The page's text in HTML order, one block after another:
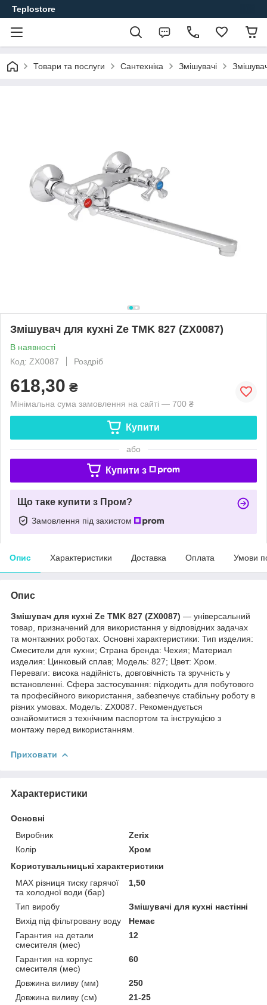
Teplostore
Товари та послуги Сантехніка Змішувачі
Змішувач для кухні Ze TMK 827 (ZX0087)
В наявності
Код: ZX0087
Роздріб
618,30 ₴
Мінімальна сума замовлення на сайті — 700 ₴
Купити
або
Купити з
Що таке купити з Пром?
Замовлення під захистом
Опис Характеристики Доставка Оплата Умови
Опис
Змішувач для кухні Ze TMK 827 (ZX0087) — універсальний
товар, призначений для використання у відповідних задачах
та монтажних роботах. Основні характеристики: Тип изделия:
Смесители для кухни; Страна бренда: Чехия; Материал
изделия: Цинковый сплав; Мoдель: 827; Цвет: Хром.
Переваги: висока надійність, довговічність та зручність у
встановленні. Сфера застосування: підходить для побутового
та професійного використання, забезпечує стабільну роботу в
різних умовах. Модель: ZX0087. Рекомендується
ознайомитися з технічним паспортом та інструкцією з
монтажу перед використанням.
Приховати
Характеристики
Основні
Виробник
Zerix
Колір
Хром
Користувальницькі характеристики
MAX різниця тиску гарячої
та холодної води (бар)
1,50
Тип виробу
Змішувачі для кухні настінні
Вихід під фільтровану воду
Немає
Гарантия на детали
смесителя (мес)
12
Гарантия на корпус
смесителя (мес)
60
Довжина виливу (мм)
250
Довжина виливу (см)
21-25